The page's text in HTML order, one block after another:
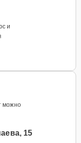
и
можно
15